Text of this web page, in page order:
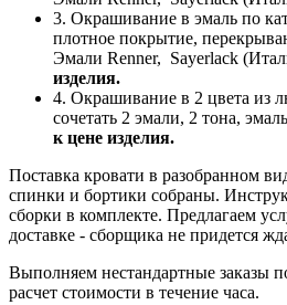
3. Окрашивание в эмаль по
плотное покрытие,
Эмали Renner, Sayerlack
изделия.
4. Окрашивание в 2 цвета из
сочетать 2 эмали, 2 тона,
к цене изделия.
Поставка кровати в разобранном
спинки и бортики собраны.
сборки в комплекте. Предлагаем
доставке - сборщика не придется
Выполняем нестандартные заказы
расчет стоимости в течение часа.